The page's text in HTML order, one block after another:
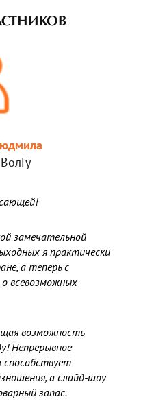
замечательной
я практически
а теперь с
всевозможных
возможность
Непрерывное
способствует
а слайд-шоу
запас.